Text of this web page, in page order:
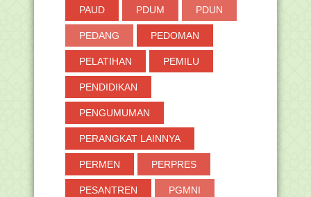
PAUD PDUM PDUN
PEDANG PEDOMAN
PELATIHAN PEMILU
PENDIDIKAN
PENGUMUMAN
PERANGKAT LAINNYA
PERMEN PERPRES
PESANTREN PGMNI